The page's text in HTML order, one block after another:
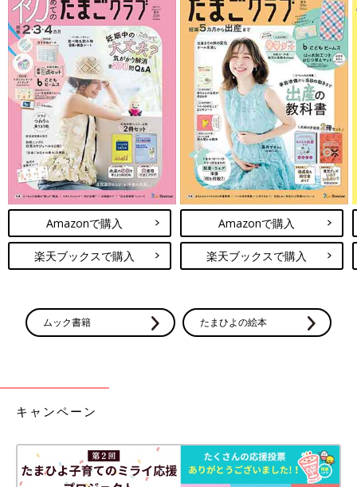
この投稿をInstagramで見る
発病をきっかけに「頑張らない育児」を考えるようになったふく
Amazonで購入
楽天ブックスで購入
Amazonで購入
楽天ブックスで購入
ムック書籍 たまひよの絵本
キャンペーン